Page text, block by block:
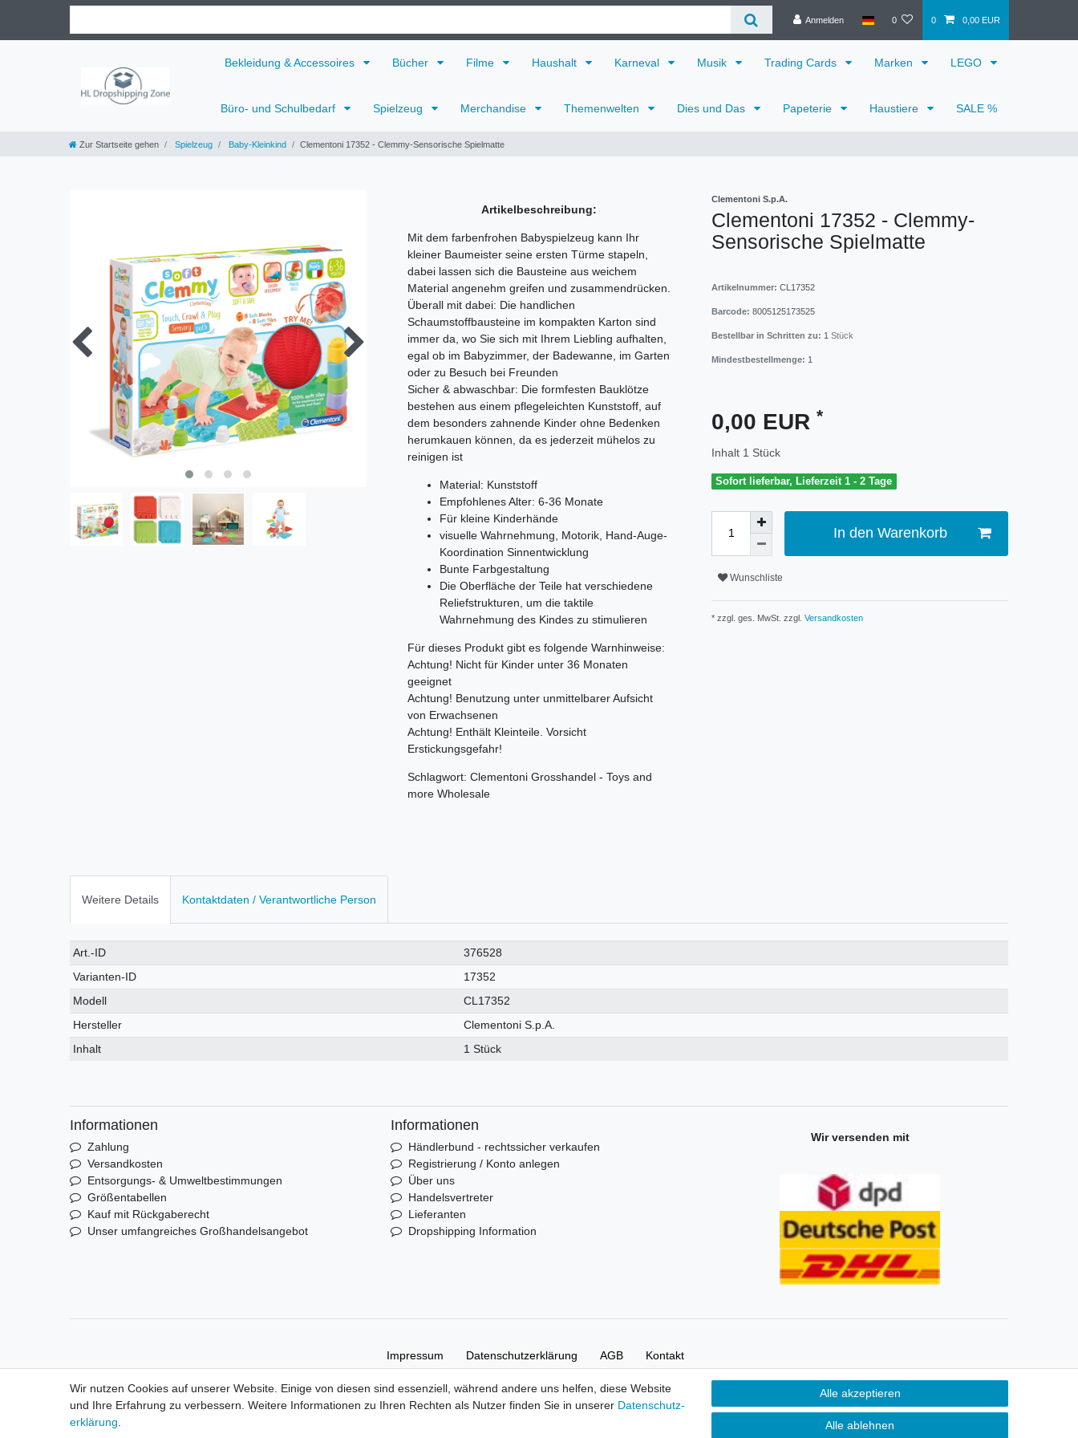
Anmelden 0 0 0,00 EUR
Bekleidung & Accessoires Bücher Filme Haushalt Karneval Musik Trading Cards Marken LEGO
Büro- und Schulbedarf Spielzeug Merchandise Themenwelten Dies und Das Papeterie Haustiere SALE %
Zur Startseite gehen Spielzeug Baby-Kleinkind Clementoni 17352 - Clemmy-Sensorische Spielmatte
Artikelbeschreibung:
Mit dem farbenfrohen Babyspielzeug kann Ihr
kleiner Baumeister seine ersten Türme stapeln,
dabei lassen sich die Bausteine aus weichem
Material angenehm greifen und zusammendrücken.
Überall mit dabei: Die handlichen
Schaumstoffbausteine im kompakten Karton sind
immer da, wo Sie sich mit Ihrem Liebling aufhalten,
egal ob im Babyzimmer, der Badewanne, im Garten
oder zu Besuch bei Freunden
Sicher & abwaschbar: Die formfesten Bauklötze
bestehen aus einem pflegeleichten Kunststoff, auf
dem besonders zahnende Kinder ohne Bedenken
herumkauen können, da es jederzeit mühelos zu
reinigen ist
Material: Kunststoff
Empfohlenes Alter: 6-36 Monate
Für kleine Kinderhände
visuelle Wahrnehmung, Motorik, Hand-Auge-
Koordination Sinnentwicklung
Bunte Farbgestaltung
Die Oberfläche der Teile hat verschiedene
Reliefstrukturen, um die taktile
Wahrnehmung des Kindes zu stimulieren
Für dieses Produkt gibt es folgende Warnhinweise:
Achtung! Nicht für Kinder unter 36 Monaten
geeignet
Achtung! Benutzung unter unmittelbarer Aufsicht
von Erwachsenen
Achtung! Enthält Kleinteile. Vorsicht
Erstickungsgefahr!
Schlagwort: Clementoni Grosshandel - Toys and
more Wholesale
Clementoni S.p.A.
Clementoni 17352 - Clemmy-
Sensorische Spielmatte
Artikelnummer: CL17352
Barcode: 8005125173525
Bestellbar in Schritten zu: 1 Stück
Mindestbestellmenge: 1
0,00 EUR *
Inhalt 1 Stück
Sofort lieferbar, Lieferzeit 1 - 2 Tage
In den Warenkorb
Wunschliste
* zzgl. ges. MwSt. zzgl. Versandkosten
Weitere Details Kontaktdaten / Verantwortliche Person
Technisches
Merkmal
Wert
Art.-ID
376528
Varianten-ID
17352
Modell
CL17352
Hersteller
Clementoni S.p.A.
Inhalt
1 Stück
Informationen
Zahlung
Versandkosten
Entsorgungs- & Umweltbestimmungen
Größentabellen
Kauf mit Rückgaberecht
Unser umfangreiches Großhandelsangebot
Informationen
Händlerbund - rechtssicher verkaufen
Registrierung / Konto anlegen
Über uns
Handelsvertreter
Lieferanten
Dropshipping Information
Wir versenden mit
Impressum Daten­schutz­erklärung AGB Kontakt
© Copyright 2026 | Alle Rechte vorbehalten. HL-Handelsgesellschaft mbH.
Wir nutzen Cookies auf unserer Website. Einige von diesen sind essenziell, während andere uns helfen, diese Website
und Ihre Erfahrung zu verbessern. Weitere Informationen zu Ihren Rechten als Nutzer finden Sie in unserer Daten­schutz­
erklärung
Alle akzeptieren
Alle ablehnen